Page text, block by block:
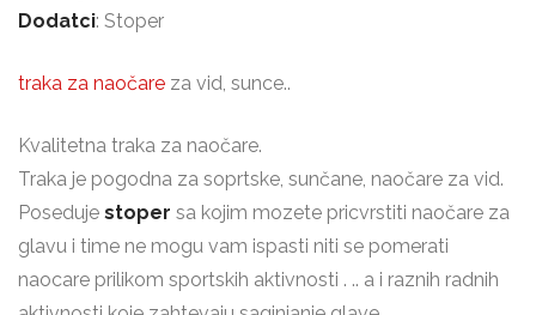
Dodatci: Stoper
traka za naočare za vid, sunce..
Kvalitetna traka za naočare.
Traka je pogodna za soprtske, sunčane, naočare za vid.
Poseduje stoper sa kojim mozete pricvrstiti naočare za
glavu i time ne mogu vam ispasti niti se pomerati
naocare prilikom sportskih aktivnosti . .. a i raznih radnih